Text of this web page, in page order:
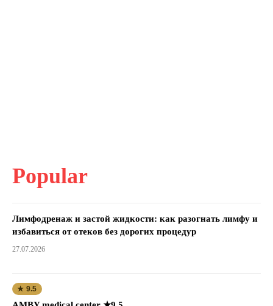
Popular
Лимфодренаж и застой жидкости: как разогнать лимфу и
избавиться от отеков без дорогих процедур
27.07.2026
★ 9.5